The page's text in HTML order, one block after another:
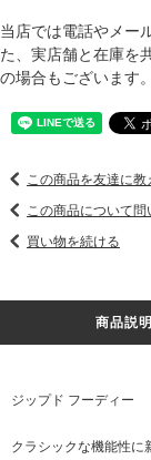
当店では電話やメー
た、実店舗と在庫を
の場合もございます
この商品を友達に教
この商品について問
買い物を続ける
商品説明
ジップド フーディー
クラシックな機能性に